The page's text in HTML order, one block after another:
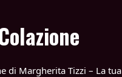
di Margherita Tizzi – La